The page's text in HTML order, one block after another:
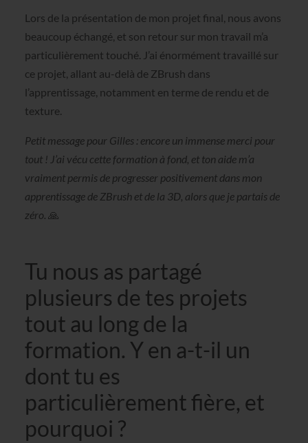
Lors de la présentation de mon projet final, nous avons
beaucoup échangé, et son retour sur mon travail m’a
particulièrement touché. J’ai énormément travaillé sur
ce projet, allant au-delà de ZBrush dans
l’apprentissage, notamment en terme de rendu et de
texture.
Petit message pour Gilles : encore un immense merci pour
tout ! J’ai vécu cette formation à fond, et ton aide m’a
vraiment permis de progresser positivement dans mon
apprentissage de ZBrush et de la 3D, alors que je partais de
zéro. 🙏
Tu nous as partagé
plusieurs de tes projets
tout au long de la
formation. Y en a-t-il un
dont tu es
particulièrement fière, et
pourquoi ?